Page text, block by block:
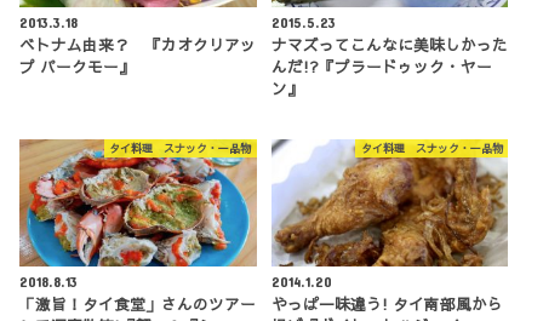
2013.3.18
ベトナム由来？ 『カオクリアッ
プ パークモー』
2015.5.23
ナマズってこんなに美味しかった
んだ!?『プラードゥック・ヤー
ン』
タイ料理 スナック・一品物
2018.8.13
「激旨！タイ食堂」さんのツアー
タイ料理 スナック・一品物
2014.1.20
やっぱ一味違う! タイ南部風から